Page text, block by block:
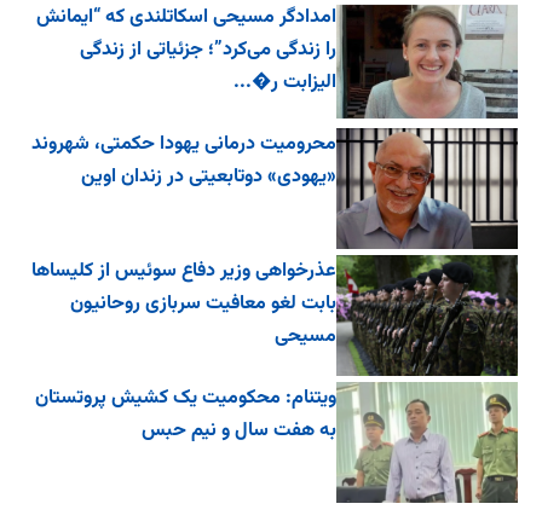
امدادگر مسیحی اسکاتلندی که “ایمانش
را زندگی می‌کرد”؛ جزئیاتی از زندگی
الیزابت ر�...
محرومیت درمانی یهودا حکمتی، شهروند
«یهودی» دوتابعیتی در زندان اوین
عذرخواهی وزیر دفاع سوئیس از کلیساها
بابت لغو معافیت سربازی روحانیون
مسیحی
ویتنام: محکومیت یک کشیش پروتستان
به هفت سال و نیم حبس